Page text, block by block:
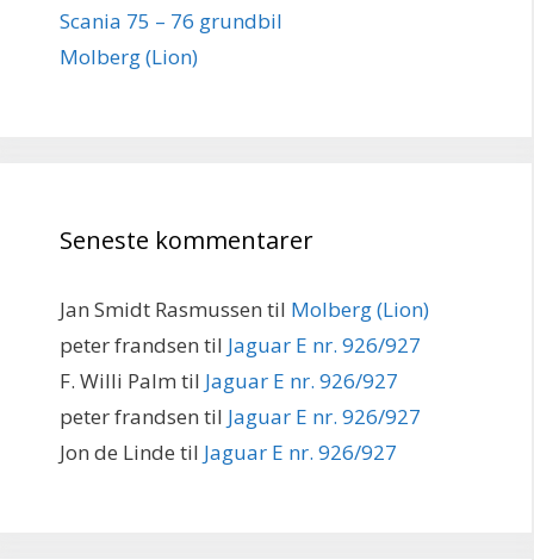
Scania 75 – 76 grundbil
Molberg (Lion)
Seneste kommentarer
Jan Smidt Rasmussen til Molberg (Lion)
peter frandsen til Jaguar E nr. 926/927
F. Willi Palm til Jaguar E nr. 926/927
peter frandsen til Jaguar E nr. 926/927
Jon de Linde til Jaguar E nr. 926/927